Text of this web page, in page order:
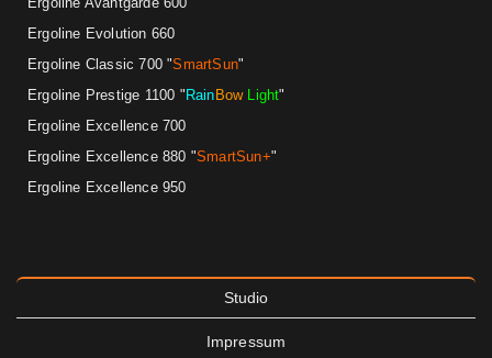
Ergoline Evolution 660
Ergoline Classic 700 "SmartSun"
Ergoline Prestige 1100 " Rain Bow Light"
Ergoline Excellence 700
Ergoline Excellence 880 "SmartSun+"
Ergoline Excellence 950
Studio
Impressum